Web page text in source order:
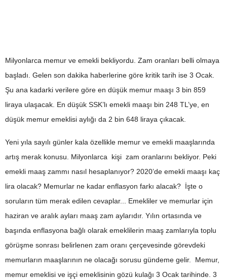
Milyonlarca memur ve emekli bekliyordu. Zam oranları belli olmaya
başladı. Gelen son dakika haberlerine göre kritik tarih ise 3 Ocak.
Şu ana kadarki verilere göre en düşük memur maaşı 3 bin 859
liraya ulaşacak. En düşük SSK’lı emekli maaşı bin 248 TL’ye, en
düşük memur emeklisi aylığı da 2 bin 648 liraya çıkacak.
Yeni yıla sayılı günler kala özellikle memur ve emekli maaşlarında
artış merak konusu. Milyonlarca kişi zam oranlarını bekliyor. Peki
emekli maaş zammı nasıl hesaplanıyor? 2020’de emekli maaşı kaç
lira olacak? Memurlar ne kadar enflasyon farkı alacak? İşte o
soruların tüm merak edilen cevaplar... Emekliler ve memurlar için
haziran ve aralık ayları maaş zam aylarıdır. Yılın ortasında ve
başında enflasyona bağlı olarak emeklilerin maaş zamlarıyla toplu
görüşme sonrası belirlenen zam oranı çerçevesinde görevdeki
memurların maaşlarının ne olacağı sorusu gündeme gelir. Memur,
memur emeklisi ve işçi emeklisinin gözü kulağı 3 Ocak tarihinde. 3